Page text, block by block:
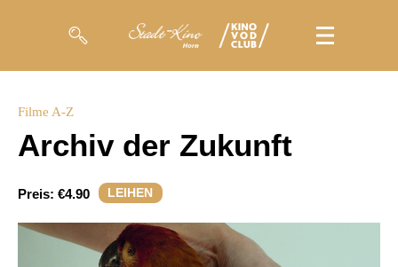
Magazin
Kuratierungen
Filme A-Z
Archiv der Zukunft
Preis: €4.90 LEIHEN